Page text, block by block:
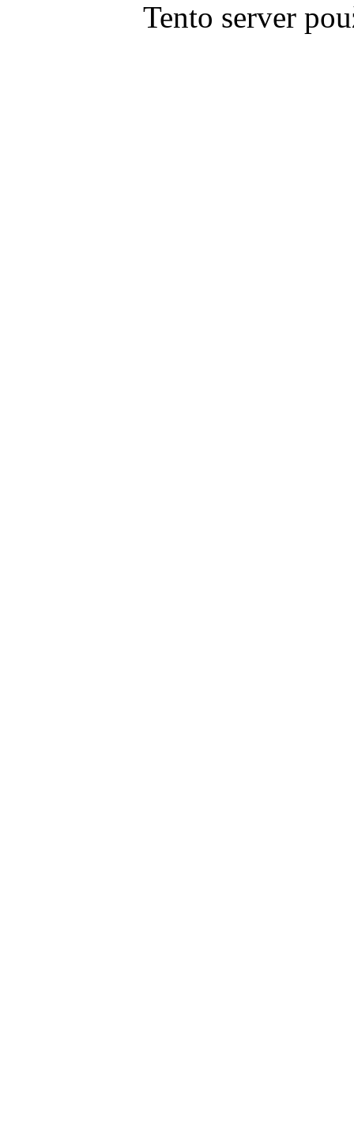
Tento server